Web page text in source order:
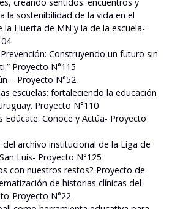
la sostenibilidad de la vida en el
la Huerta de MN y la de la escuela-
Construyendo un futuro sin
Proyecto N°115
– Proyecto N°52
escuelas: fortaleciendo la educación
Proyecto N°110
Edúcate: Conoce y Actúa- Proyecto
del archivo institucional de la Liga de
Luis- Proyecto N°125
con nuestros restos? Proyecto de
de historias clínicas del
Proyecto N°22